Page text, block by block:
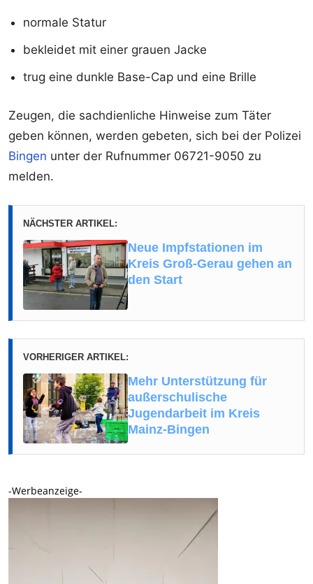
normale Statur
bekleidet mit einer grauen Jacke
trug eine dunkle Base-Cap und eine Brille
Zeugen, die sachdienliche Hinweise zum Täter
geben können, werden gebeten, sich bei der Polizei
Bingen unter der Rufnummer 06721-9050 zu
melden.
NÄCHSTER ARTIKEL:
Neue Impfstationen im
Kreis Groß-Gerau gehen an
den Start
VORHERIGER ARTIKEL:
Mehr Unterstützung für
außerschulische
Jugendarbeit im Kreis
Mainz-Bingen
-Werbeanzeige-